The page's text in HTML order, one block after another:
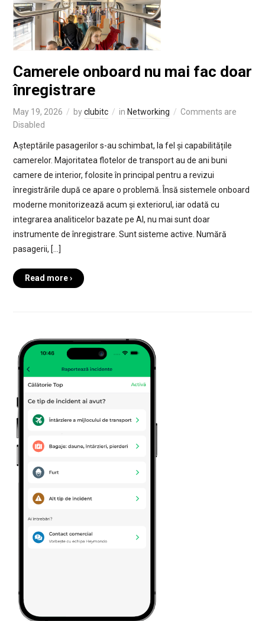
Camerele onboard nu mai fac doar
înregistrare
May 19, 2026 byclubitc in Networking
Comments are
Disabled
Așteptările pasagerilor s-au schimbat, la fel și capabilitățile
camerelor. Majoritatea flotelor de transport au de ani buni
camere de interior, folosite în principal pentru a revizui
înregistrările după ce apare o problemă. Însă sistemele onboard
moderne monitorizează acum și exteriorul, iar odată cu
integrarea analiticelor bazate pe AI, nu mai sunt doar
instrumente de înregistrare. Sunt sisteme active. Numără
pasagerii, […]
Read more ›